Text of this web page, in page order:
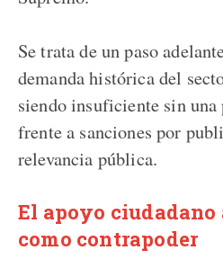
Se trata de un paso
demanda histórica del
siendo insuficiente sin una
frente a sanciones por
relevancia pública.
El apoyo
como contrapoder